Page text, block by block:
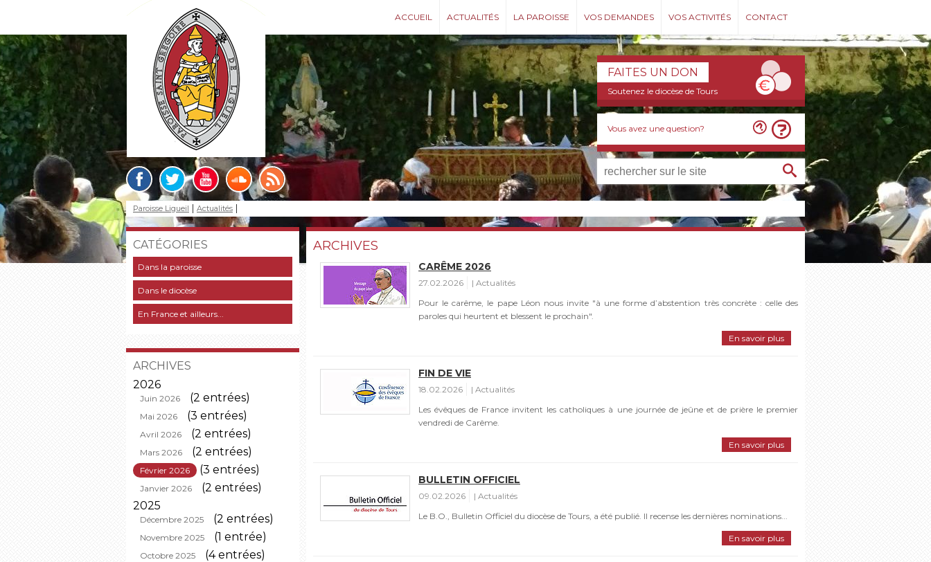
ACCUEIL ACTUALITÉS LA PAROISSE VOS DEMANDES VOS ACTIVITÉS CONTACT
FAITES UN DON
Soutenez le diocèse de Tours
Vous avez une question?
Paroisse Ligueil Actualités
CATÉGORIES
Dans la paroisse
Dans le diocèse
En France et ailleurs...
ARCHIVES
2026
Juin 2026 (2 entrées)
Mai 2026 (3 entrées)
Avril 2026 (2 entrées)
Mars 2026 (2 entrées)
Février 2026 (3 entrées)
Janvier 2026
(2 entrées)
2025
Décembre 2025 (2 entrées)
Novembre 2025 (1 entrée)
Octobre 2025 (4 entrées)
ARCHIVES
CARÊME 2026
27.02.2026
Actualités
Pour le carême, le pape Léon nous invite "à une forme d’abstention très concrète : celle des
paroles qui heurtent et blessent le prochain".
En savoir plus
FIN DE VIE
18.02.2026
Actualités
Les évêques de France invitent les catholiques à une journée de jeûne et de prière le premier
vendredi de Carême.
En savoir plus
BULLETIN OFFICIEL
09.02.2026
Actualités
Le B.O., Bulletin Officiel du diocèse de Tours, a été publié. Il recense les dernières nominations...
En savoir plus